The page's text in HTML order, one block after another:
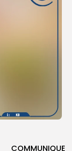
COMMUNIQUE